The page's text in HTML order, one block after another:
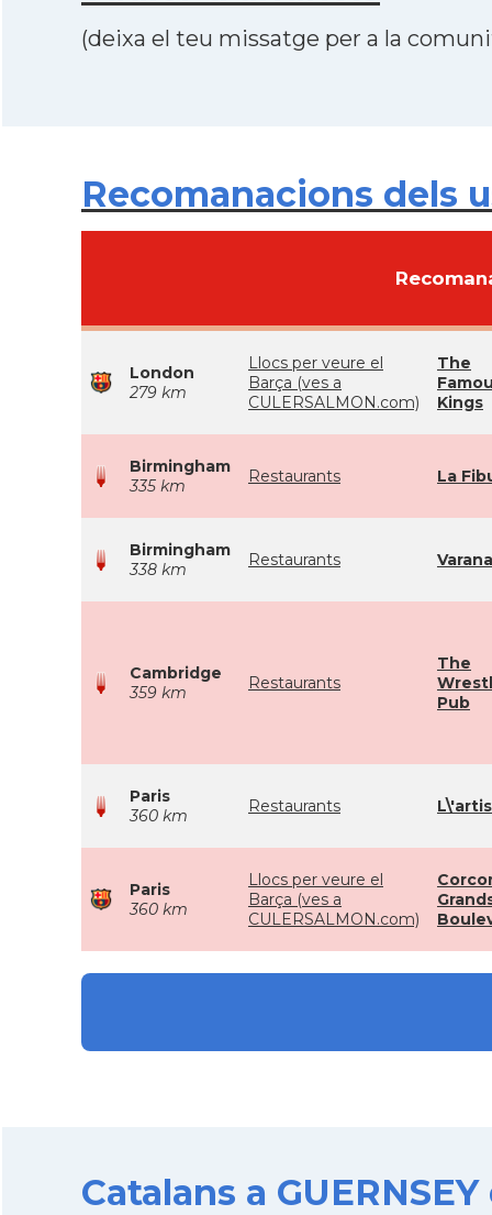
(deixa el teu missatge per a la
Recomanacions dels
London
279 km
Llocs per veure el
Barça (ves a
CULERSALMON.com)
The
Kings
Birmingham
335 km
Restaurants La
Birmingham
338 km
Restaurants
Cambridge
359 km
Restaurants
The
Pub
Paris
360 km
Restaurants
Paris
360 km
Llocs per veure el
Barça (ves a
CULERSALMON.com)
Catalans a